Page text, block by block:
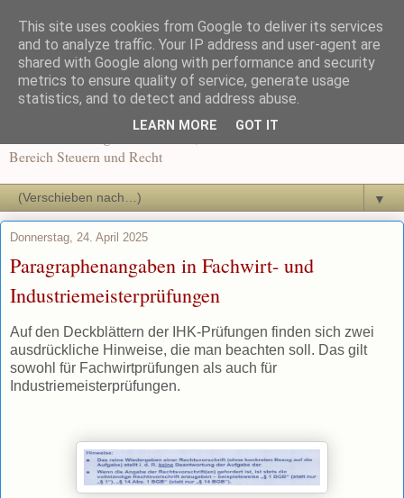
Recht und Steuern in der
Ausbildung
Bereich Steuern und Recht
▼
Donnerstag, 24. April 2025
Paragraphenangaben in Fachwirt- und
Industriemeisterprüfungen
Auf den Deckblättern der IHK-Prüfungen finden sich zwei
ausdrückliche Hinweise, die man beachten soll. Das gilt
sowohl für Fachwirtprüfungen als auch für
Industriemeisterprüfungen.
This site uses cookies from Google to deliver its services
and to analyze traffic. Your IP address and user-agent are
shared with Google along with performance and security
metrics to ensure quality of service, generate usage
statistics, and to detect and address abuse.
LEARN MORE GOT IT